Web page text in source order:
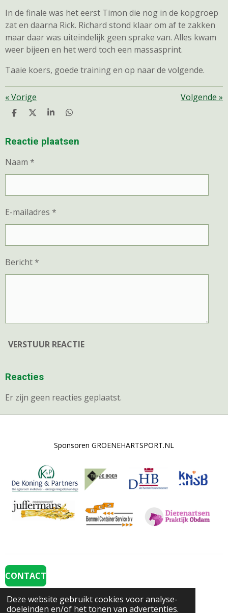
Deze website gebruikt cookies voor analyse-
doeleinden en/of het tonen van advertenties.
In de finale was het eerst Timon die nog in de kopgroep
zat en daarna Rick. Richard stond klaar om af te zakken
maar daar was uiteindelijk geen sprake van. Alles kwam
weer bijeen en het werd toch een massasprint.
Taaie koers, goede training en op naar de volgende.
«Vorige Volgende »
D
E
D
L
S
R
D
E
Reactie plaatsen
Naam *
E-mailadres *
Bericht *
VERSTUUR REACTIE
Reacties
Er zijn geen reacties geplaatst.
Sponsoren GROENEHARTSPORT.NL
CONTACT
Volg de beloftenploeg op Social Media